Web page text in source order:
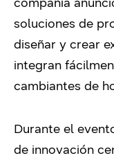
soluciones de
diseñar y crear
integran
cambiantes de
Durante el
de innovación